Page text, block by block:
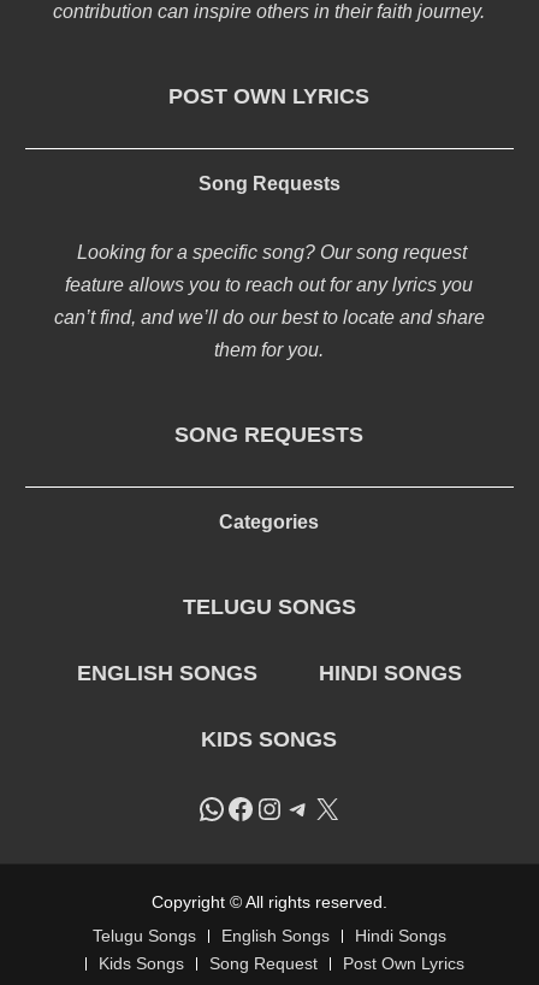
contribution can inspire others in their faith journey.
POST OWN LYRICS
Song Requests
Looking for a specific song? Our song request
feature allows you to reach out for any lyrics you
can’t find, and we’ll do our best to locate and share
them for you.
SONG REQUESTS
Categories
TELUGU SONGS
ENGLISH SONGS HINDI SONGS
KIDS SONGS
WhatsApp
Facebook
Instagram
Telegram
X
Copyright © All rights reserved.
Telugu Songs
English Songs
Hindi Songs
Kids Songs
Song Request
Post Own Lyrics